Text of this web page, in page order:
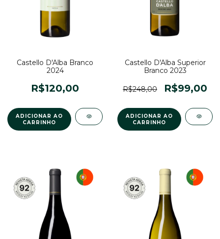
Castello D'Alba Branco
2024
R$120,00
Castello D'Alba Superior
Branco 2023
R$248,00 R$99,00